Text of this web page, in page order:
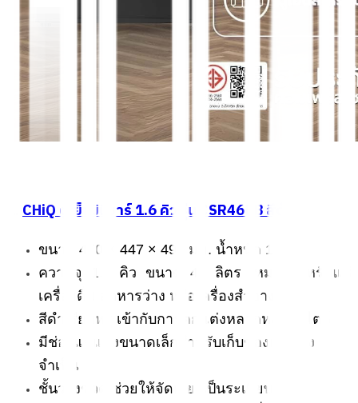
CHiQ ตู้เย็นมินิบาร์ 1.6คิว รุ่น CSR46DB สีดำ
ขนาด 470 × 447 × 496 มม. น้ำหนัก 14 กก.
ความจุ 1.6 คิว ขนาด 46 ลิตร เหมาะสำหรับแช่
เครื่องดื่ม อาหารว่าง หรือเครื่องสำอาง
สีดำเรียบหรู เข้ากับการตกแต่งหลากหลายสไตล์
มีช่องแช่แข็งขนาดเล็กสำหรับเก็บของแช่แข็ง
จำเป็น
ชั้นวางขวด ช่วยให้จัดเรียงเป็นระเบียบ